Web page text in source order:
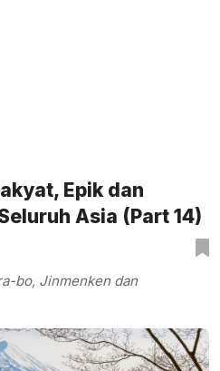
Epik dan
Asia (Part 14)
bo, Jinmenken dan